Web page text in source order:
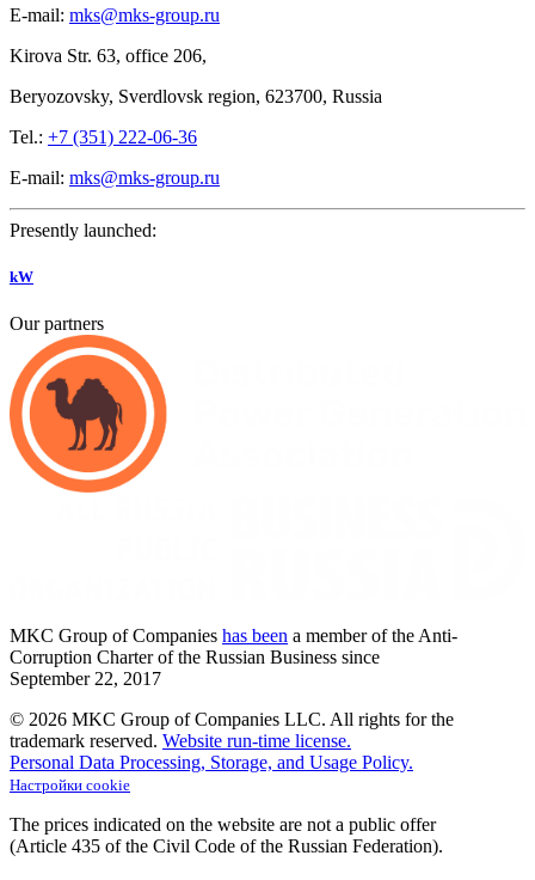
E-mail: mks@mks-group.ru
Kirova Str. 63, office 206,
Beryozovsky, Sverdlovsk region, 623700, Russia
Tel.: +7 (351) 222-06-36
E-mail: mks@mks-group.ru
Presently launched:
kW
Our partners
MKC Group of Companies has been a member of the Anti-
Corruption Charter of the Russian Business since
September 22, 2017
© 2026 MKC Group of Companies LLC. All rights for the
trademark reserved. Website run-time license.
Personal Data Processing, Storage, and Usage Policy.
Настройки cookie
The prices indicated on the website are not a public offer
(Article 435 of the Civil Code of the Russian Federation).